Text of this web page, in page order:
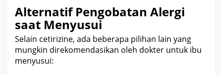
Alternatif Pengobatan Alergi
saat Menyusui
Selain cetirizine, ada beberapa pilihan lain yang
mungkin direkomendasikan oleh dokter untuk ibu
menyusui: